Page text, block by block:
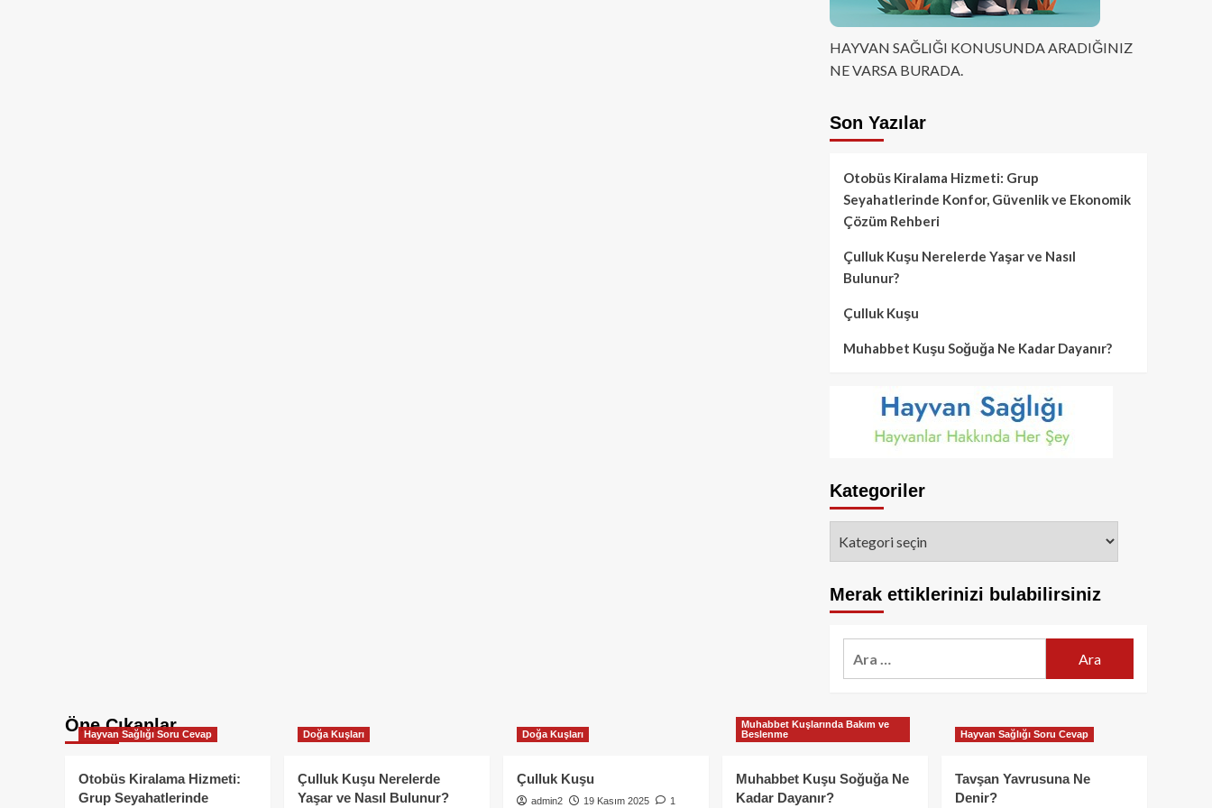
HAYVAN SAĞLIĞI KONUSUNDA ARADIĞINIZ
NE VARSA BURADA.
Son Yazılar
Otobüs Kiralama Hizmeti: Grup
Seyahatlerinde Konfor, Güvenlik ve Ekonomik
Çözüm Rehberi
Çulluk Kuşu Nerelerde Yaşar ve Nasıl
Bulunur?
Çulluk Kuşu
Muhabbet Kuşu Soğuğa Ne Kadar Dayanır?
Kategoriler
Merak ettiklerinizi bulabilirsiniz
Öne Çıkanlar
Hayvan Sağlığı Soru Cevap
Otobüs Kiralama Hizmeti:
Grup Seyahatlerinde
Doğa Kuşları
Çulluk Kuşu Nerelerde
Yaşar ve Nasıl Bulunur?
Doğa Kuşları
Çulluk Kuşu
admin2 19 Kasım 2025 1
Muhabbet Kuşlarında Bakım ve
Beslenme
Muhabbet Kuşu Soğuğa Ne
Kadar Dayanır?
Hayvan Sağlığı Soru Cevap
Tavşan Yavrusuna Ne
Denir?